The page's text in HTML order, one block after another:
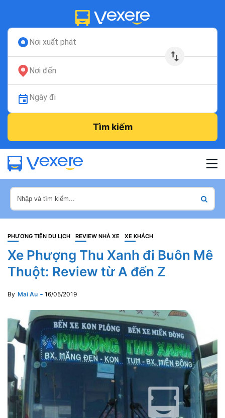
Nơi xuất phát
Nơi đến
Ngày đi
Tìm kiếm
PHƯƠNG TIỆN DU LỊCH REVIEW NHÀ XE XE KHÁCH
Xe Phượng Thu Xanh đi Buôn Mê
Thuột: Review từ A đến Z
By Mai Au 16/05/2019